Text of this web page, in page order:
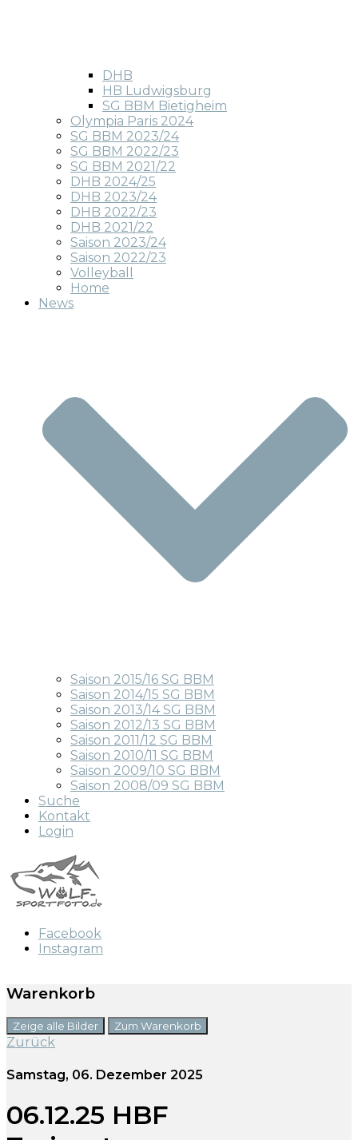
DHB
HB Ludwigsburg
SG BBM Bietigheim
Olympia Paris 2024
SG BBM 2023/24
SG BBM 2022/23
SG BBM 2021/22
DHB 2024/25
DHB 2023/24
DHB 2022/23
DHB 2021/22
Saison 2023/24
Saison 2022/23
Volleyball
Home
News
Saison 2015/16 SG BBM
Saison 2014/15 SG BBM
Saison 2013/14 SG BBM
Saison 2012/13 SG BBM
Saison 2011/12 SG BBM
Saison 2010/11 SG BBM
Saison 2009/10 SG BBM
Saison 2008/09 SG BBM
Suche
Kontakt
Login
Facebook
Instagram
Warenkorb
Zeige alle Bilder Zum Warenkorb
Zurück
Samstag, 06. Dezember 2025
06.12.25 HBF